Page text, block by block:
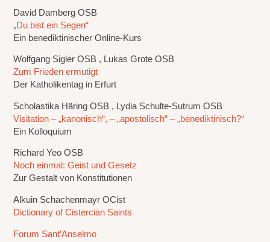
David Damberg OSB
„Du bist ein Segen“
Ein benediktinischer Online-Kurs
Wolfgang Sigler OSB , Lukas Grote OSB
Zum Frieden ermutigt
Der Katholikentag in Erfurt
Scholastika Häring OSB , Lydia Schulte-Sutrum OSB
Visitation – „kanonisch“, – „apostolisch“ – „benediktinisch?“
Ein Kolloquium
Richard Yeo OSB
Noch einmal: Geist und Gesetz
Zur Gestalt von Konstitutionen
Alkuin Schachenmayr OCist
Dictionary of Cistercian Saints
Forum Sant’Anselmo